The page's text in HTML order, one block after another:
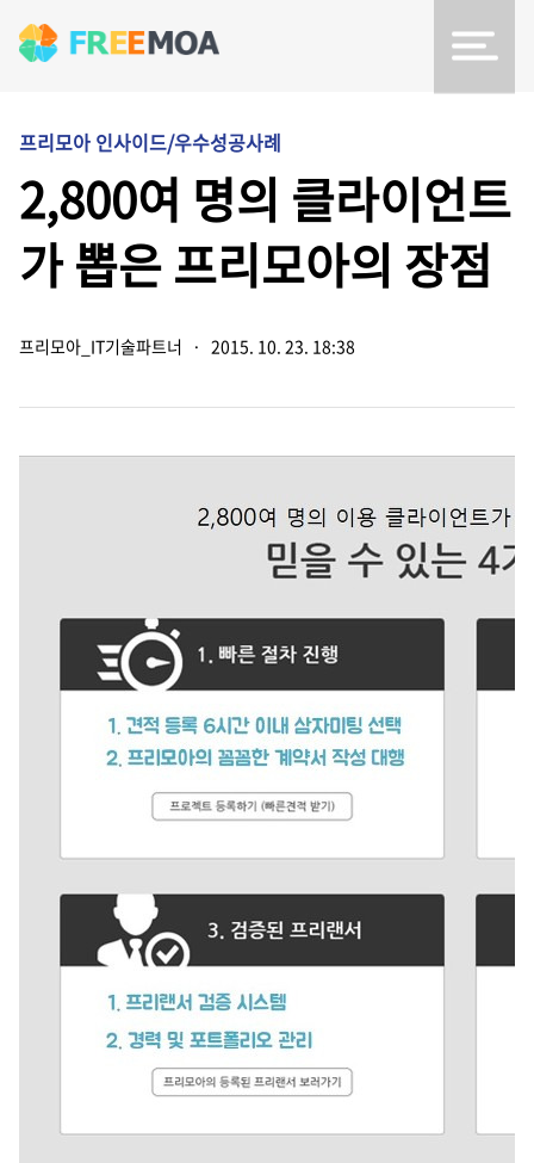
프리모아 인사이드/우수성공사례
2,800여 명의 클라이언트
가 뽑은 프리모아의 장점
프리모아_IT기술파트너 · 2015. 10. 23. 18:38